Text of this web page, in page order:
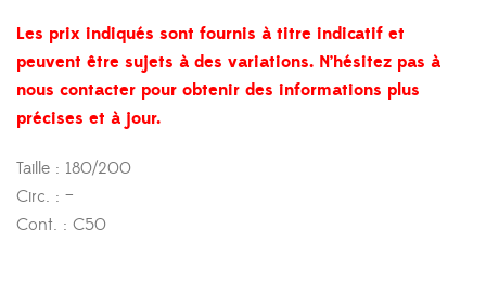
Les prix indiqués sont fournis à titre indicatif et
peuvent être sujets à des variations. N’hésitez pas à
nous contacter pour obtenir des informations plus
précises et à jour.
Taille : 180/200
Circ. : –
Cont. : C50